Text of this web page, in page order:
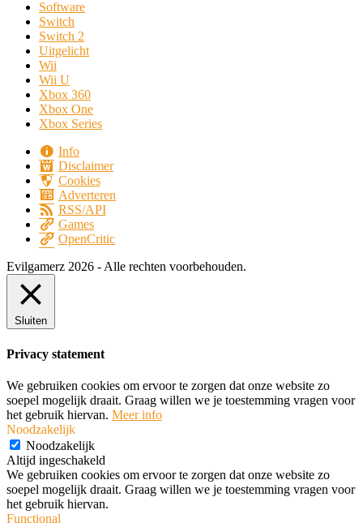
Software
Switch
Switch 2
Uitgelicht
Wii
Wii U
Xbox 360
Xbox One
Xbox Series
Info
Disclaimer
Cookies
Adverteren
RSS/API
Games
OpenCritic
Evilgamerz 2026 - Alle rechten voorbehouden.
Sluiten
Privacy statement
We gebruiken cookies om ervoor te zorgen dat onze website zo
soepel mogelijk draait. Graag willen we je toestemming vragen voor
het gebruik hiervan. Meer info
Noodzakelijk
Noodzakelijk
Altijd ingeschakeld
We gebruiken cookies om ervoor te zorgen dat onze website zo
soepel mogelijk draait. Graag willen we je toestemming vragen voor
het gebruik hiervan.
Functional